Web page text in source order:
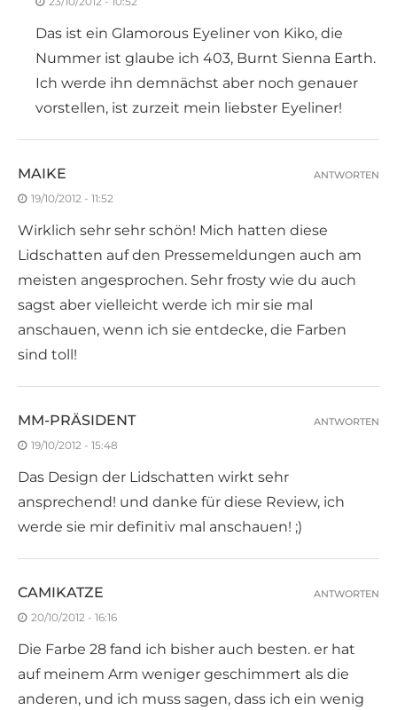
Das ist ein Glamorous Eyeliner von Kiko, die
Nummer ist glaube ich 403, Burnt Sienna Earth.
Ich werde ihn demnächst aber noch genauer
vorstellen, ist zurzeit mein liebster Eyeliner!
MAIKE
19/10/2012 - 11:52
Wirklich sehr sehr schön! Mich hatten diese
Lidschatten auf den Pressemeldungen auch am
meisten angesprochen. Sehr frosty wie du auch
sagst aber vielleicht werde ich mir sie mal
anschauen, wenn ich sie entdecke, die Farben
sind toll!
ANTWORTEN
MM-PRÄSIDENT
19/10/2012 - 15:48
Das Design der Lidschatten wirkt sehr
ansprechend! und danke für diese Review, ich
werde sie mir definitiv mal anschauen! ;)
ANTWORTEN
CAMIKATZE
20/10/2012 - 16:16
Die Farbe 28 fand ich bisher auch besten. er hat
auf meinem Arm weniger geschimmert als die
anderen, und ich muss sagen, dass ich ein wenig
ANTWORTEN